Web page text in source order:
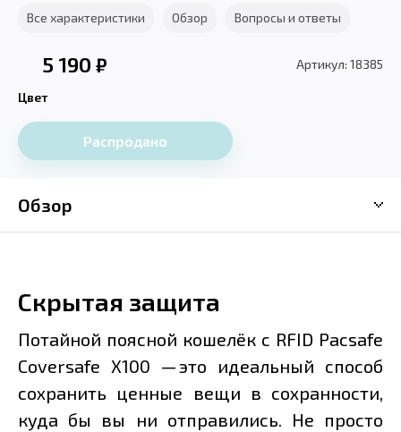
Все характеристики Обзор Вопросы и ответы
5 190 ₽ Артикул: 18385
Цвет
Распродано
Обзор
Скрытая защита
Потайной поясной кошелёк с RFID Pacsafe
Coversafe X100 — это идеальный способ
сохранить ценные вещи в сохранности,
куда бы вы ни отправились. Не просто